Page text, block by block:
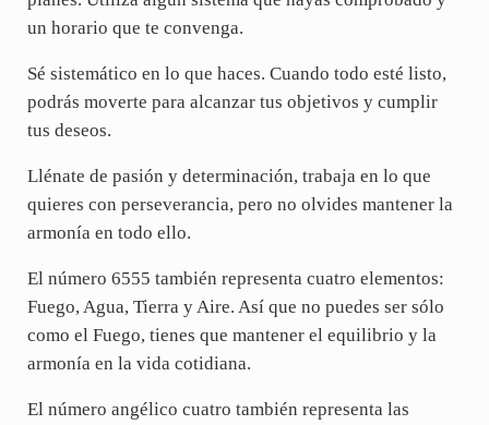
un horario que te convenga.
Sé sistemático en lo que haces. Cuando todo esté listo,
podrás moverte para alcanzar tus objetivos y cumplir
tus deseos.
Llénate de pasión y determinación, trabaja en lo que
quieres con perseverancia, pero no olvides mantener la
armonía en todo ello.
El número 6555 también representa cuatro elementos:
Fuego, Agua, Tierra y Aire. Así que no puedes ser sólo
como el Fuego, tienes que mantener el equilibrio y la
armonía en la vida cotidiana.
El número angélico cuatro también representa las